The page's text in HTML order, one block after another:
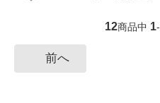
12商品中 1-
前へ